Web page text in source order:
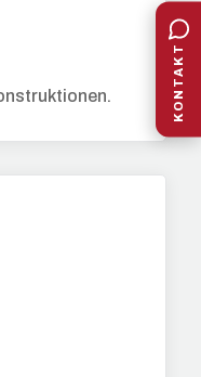
KONTAKT